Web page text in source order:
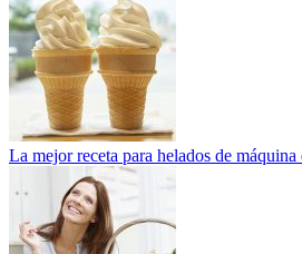
La mejor receta para helados de